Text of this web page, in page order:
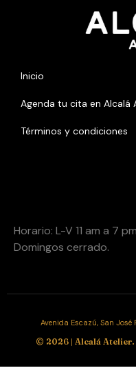
Inicio
Agenda tu cita en Alcalá
Términos y condiciones
Horario: L-V 11 am a 7
Domingos cerrado.
© 2026 | Alcalá Atelier.
Avenida Escazú, San José